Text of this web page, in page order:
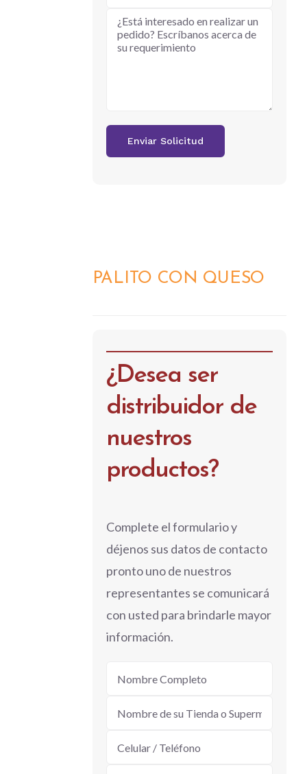
PALITO CON QUESO
¿Desea ser
distribuidor de
nuestros
productos?
Complete el formulario y
déjenos sus datos de contacto
pronto uno de nuestros
representantes se comunicará
con usted para brindarle mayor
información.